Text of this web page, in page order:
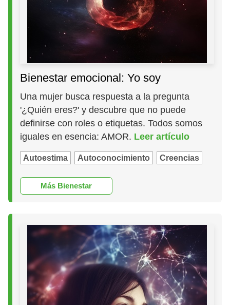
Bienestar emocional: Yo soy
Una mujer busca respuesta a la pregunta
'¿Quién eres?' y descubre que no puede
definirse con roles o etiquetas. Todos somos
iguales en esencia: AMOR. Leer artículo
Autoestima Autoconocimiento Creencias
Más Bienestar